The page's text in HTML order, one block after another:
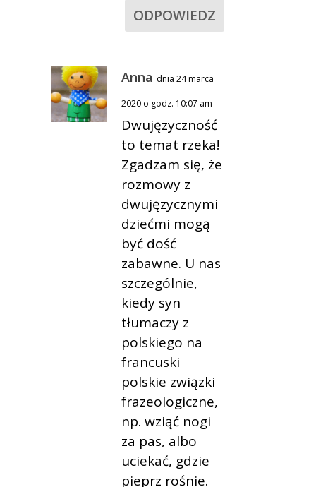
ODPOWIEDZ
Anna dnia 24 marca
2020 o godz. 10:07 am
Dwujęzyczność
to temat rzeka!
Zgadzam się, że
rozmowy z
dwujęzycznymi
dziećmi mogą
być dość
zabawne. U nas
szczególnie,
kiedy syn
tłumaczy z
polskiego na
francuski
polskie związki
frazeologiczne,
np. wziąć nogi
za pas, albo
uciekać, gdzie
pieprz rośnie.